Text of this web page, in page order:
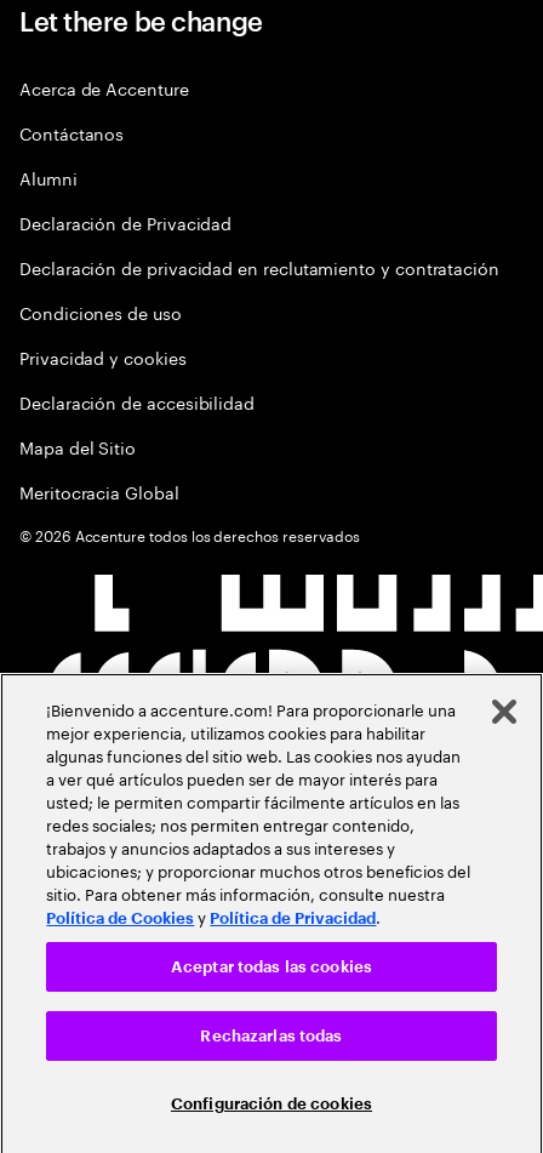
Let there be change
Acerca de Accenture
Contáctanos
Alumni
Declaración de Privacidad
Declaración de privacidad en reclutamiento y contratación
Condiciones de uso
Privacidad y cookies
Declaración de accesibilidad
Mapa del Sitio
Meritocracia Global
©2026 Accenture todos los derechos reservados
¡Bienvenido a accenture.com! Para proporcionarle una
mejor experiencia, utilizamos cookies para habilitar
algunas funciones del sitio web. Las cookies nos ayudan
a ver qué artículos pueden ser de mayor interés para
usted; le permiten compartir fácilmente artículos en las
redes sociales; nos permiten entregar contenido,
trabajos y anuncios adaptados a sus intereses y
ubicaciones; y proporcionar muchos otros beneficios del
sitio. Para obtener más información, consulte nuestra
Política de Cookies y Política de Privacidad .
Configuración de cookies
Rechazarlas todas
Aceptar todas las cookies